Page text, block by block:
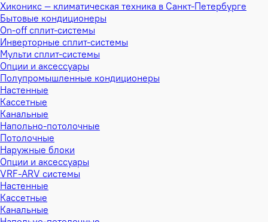
Хиконикс — климатическая техника в Санкт-Петербурге
Бытовые кондиционеры
On-off сплит-системы
Инверторные сплит-системы
Мульти сплит-системы
Опции и аксессуары
Полупромышленные кондиционеры
Настенные
Кассетные
Канальные
Напольно-потолочные
Потолочные
Наружные блоки
Опции и аксессуары
VRF-ARV системы
Настенные
Кассетные
Канальные